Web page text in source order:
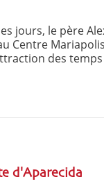
jours, le père
Centre
des
d'Aparecida